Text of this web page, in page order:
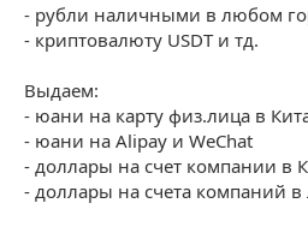
- рубли наличными в любом
- криптовалюту USDT и тд.
Выдаем:
- юани на карту физ.лица в
- юани на Alipay и WeChat
- доллары на счет компании в
- доллары на счета компаний